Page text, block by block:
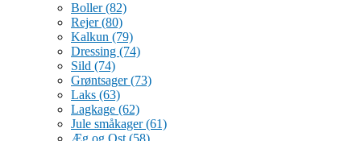
Boller(82)
Rejer(80)
Kalkun (79)
Dressing (74)
Sild (74)
Grøntsager(73)
Laks (63)
Lagkage (62)
Jule småkager(61)
Æg og Ost (58)